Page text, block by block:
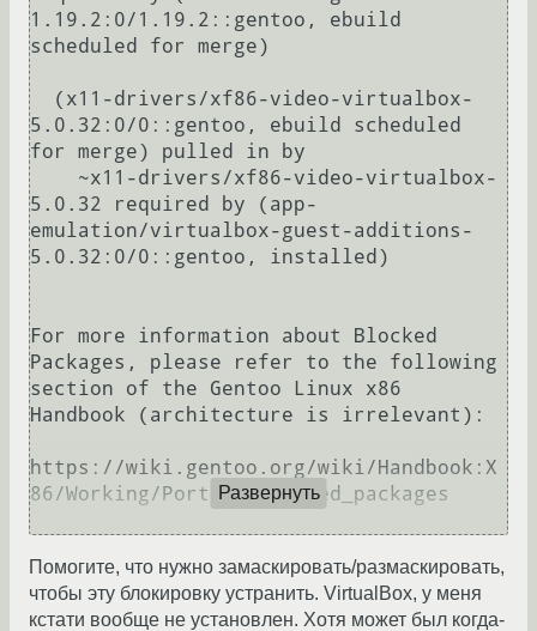
1.19.2:0/1.19.2::gentoo, ebuild
scheduled for merge)
5.0.32:0/0::gentoo, ebuild scheduled
for merge) pulled in by
5.0.32 required by (app-
emulation/virtualbox-guest-additions-
5.0.32:0/0::gentoo, installed)
For more information about Blocked
Packages, please refer to the following
section of the Gentoo Linux x86
Handbook (architecture is irrelevant):
https://wiki.gentoo.org/wiki/Handbook:X
86/Working/Portage#Blocked_packages
Развернуть
Помогите, что нужно замаскировать/размаскировать,
чтобы эту блокировку устранить. VirtualBox, у меня
кстати вообще не установлен. Хотя может был когда-